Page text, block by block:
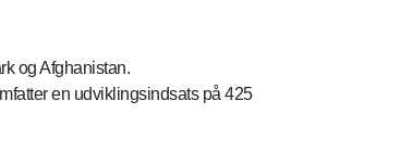
og Afghanistan.
en udviklingsindsats på 425